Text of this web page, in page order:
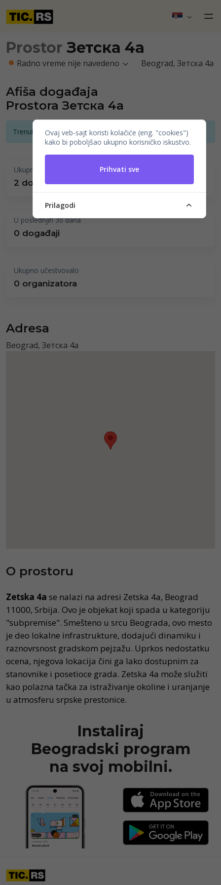
Prostor Зетска 4а
Radno vreme nije navedeno Beograd, Зетска 4a
Afiša događaja
Prostora Зетска 4а
Trenutno nema najava događaja
Ukupno održano
2 događaji
U poslednjih 30 dana
0 događaji
Ukupno učestvovalo
0 organizatora
Adresa
Beograd, Зетска 4a
O prostoru
Zetska 4a se nalazi na adresi Zetska 4a, Beograd
11000, Srbija. Ovo je objekat koji spada u kategoriju
"subpremise". Smešteno u srcu Beograda, ovo mesto
je deo lokalne infrastrukture, dodajući dinamiku i
raznovrsnost gradskom pejzažu. Uprkos nedostatku
ocena, njegova lokacija čini ga lako dostupnim za
stanovnike i posetioce grada. Zetska 4a može služiti
kao polazna tačka za istraživanje okoline i uranjanje
u atmosferu srpske prestonice.
Instaliraj
Beogradski program
na svoj mobilni.
Ovaj veb-sajt koristi kolačiće (eng. "cookies")
kako bi poboljšao ukupno korisničko iskustvo.
Prihvati sve
Prilagodi